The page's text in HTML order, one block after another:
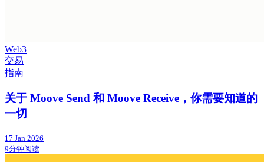
Web3
交易
指南
关于 Moove Send 和 Moove Receive，你需要知道的
一切
17 Jan 2026
9分钟阅读